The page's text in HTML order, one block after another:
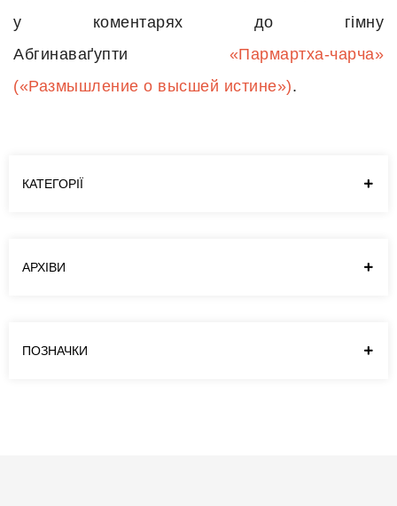
у коментарях до гімну
Абгинаваґупти «Пармартха-чарча»
(«Размышление о высшей истине»).
КАТЕГОРІЇ
АРХІВИ
ПОЗНАЧКИ